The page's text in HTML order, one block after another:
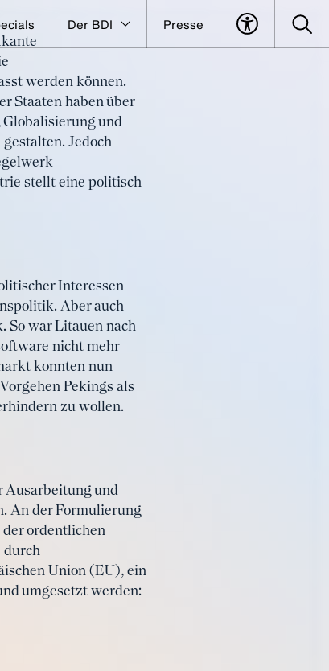
Der BDI Presse
werden können.
Staaten haben über
Globalisierung und
Jedoch
stellt eine politisch
Interessen
Aber auch
So war Litauen nach
nicht mehr
konnten nun
Pekings als
zu wollen.
Ausarbeitung und
An der Formulierung
ordentlichen
durch
Union (EU), ein
umgesetzt werden: